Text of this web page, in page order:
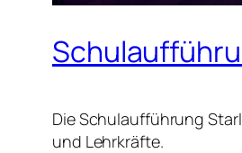
Die Schulaufführung
und Lehrkräfte.